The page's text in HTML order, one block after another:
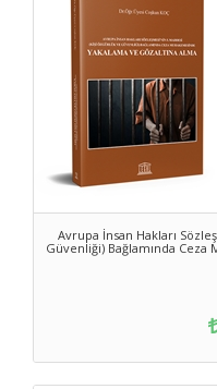
Avrupa İnsan Hakları
Güvenliği) Bağlamında Ceza